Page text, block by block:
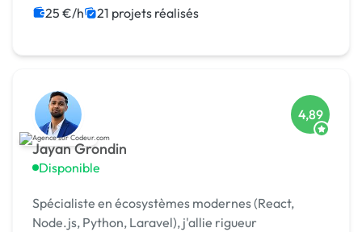
25 €/h 21 projets réalisés
Jayan Grondin
Disponible
4,89
Spécialiste en écosystèmes modernes (React,
Node.js, Python, Laravel), j'allie rigueur